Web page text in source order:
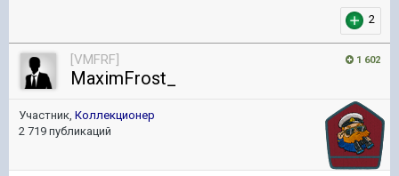
2
1 602
[VMFRF]
MaximFrost_
Участник, Коллекционер
2 719 публикаций